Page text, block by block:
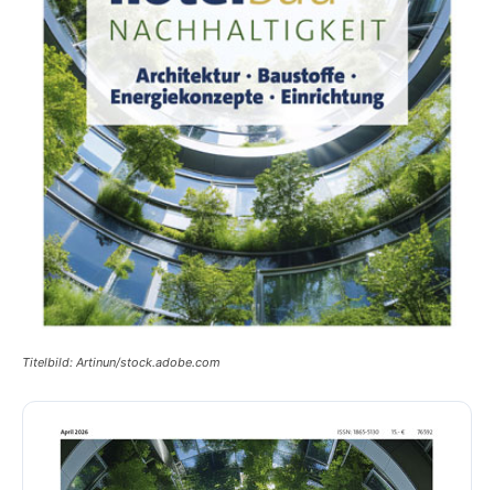
Titelbild: Artinun/stock.adobe.com